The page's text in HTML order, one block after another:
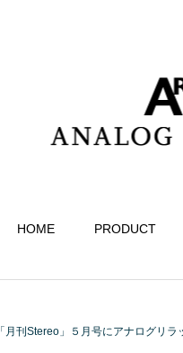
HOME PRODUCT
「月刊Stereo」５月号にアナログリ